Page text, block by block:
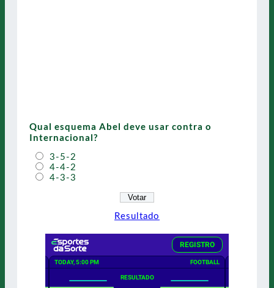
Qual esquema Abel deve usar contra o
Internacional?
3-5-2
4-4-2
4-3-3
Resultado